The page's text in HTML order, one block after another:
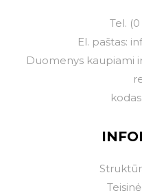
Tel.
El. paštas:
Duomenys kaupiami